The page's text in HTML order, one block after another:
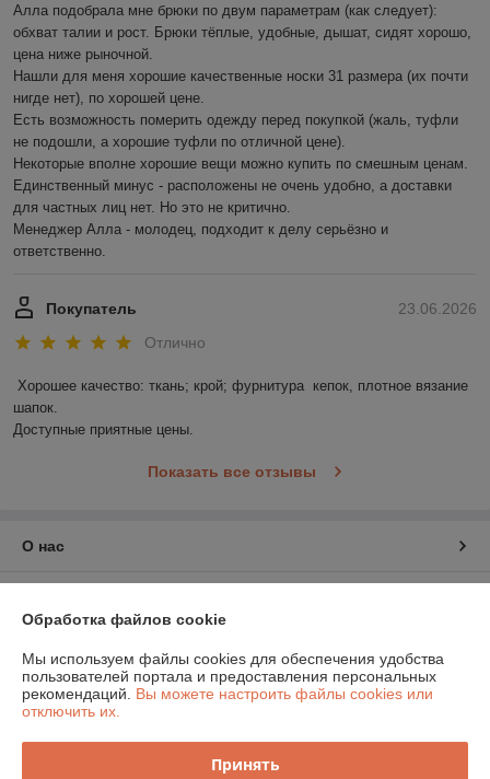
Алла подобрала мне брюки по двум параметрам (как следует):
обхват талии и рост. Брюки тёплые, удобные, дышат, сидят хорошо,
цена ниже рыночной.
Нашли для меня хорошие качественные носки 31 размера (их почти
нигде нет), по хорошей цене.
Есть возможность померить одежду перед покупкой (жаль, туфли
не подошли, а хорошие туфли по отличной цене).
Некоторые вполне хорошие вещи можно купить по смешным ценам.
Единственный минус - расположены не очень удобно, а доставки
для частных лиц нет. Но это не критично.
Менеджер Алла - молодец, подходит к делу серьёзно и
ответственно.
23.06.2026
Покупатель
Отлично
Хорошее качество: ткань; крой; фурнитура  кепок, плотное вязание
шапок.
Доступные приятные цены.
Показать все отзывы
О нас
График работы
Обработка файлов cookie
Мы используем файлы cookies для обеспечения удобства
пользователей портала и предоставления персональных
рекомендаций. Вы можете настроить файлы cookies или
отключить их.
Принять